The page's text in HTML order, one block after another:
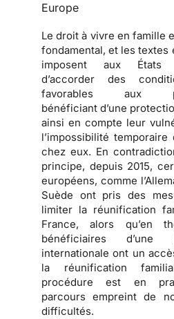
Europe
Le droit à vivre en famille
fondamental, et les textes
imposent aux États
d’accorder des
favorables aux
bénéficiant d’une
ainsi en compte leur
l’impossibilité
chez eux. En
principe, depuis 2015,
européens, comme
Suède ont pris des
limiter la réunification
France, alors qu’en
bénéficiaires d’une
internationale ont un
la réunification
procédure est en
parcours empreint de
difficultés.